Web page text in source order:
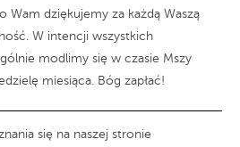
Wam dziękujemy za każdą Waszą
W intencji wszystkich
modlimy się w czasie Mszy
miesiąca. Bóg zapłać!
się na naszej stronie